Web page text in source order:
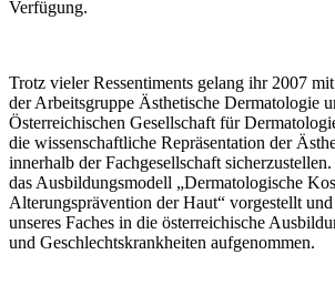
Verfügung.
Trotz vieler Ressentiments gelang ihr 2007
der Arbeitsgruppe Ästhetische Dermatologie
Österreichischen Gesellschaft für
die wissenschaftliche Repräsentation der
innerhalb der Fachgesellschaft
das Ausbildungsmodell „Dermatologische
Alterungsprävention der Haut“ vorgestellt
unseres Faches in die österreichische
und Geschlechtskrankheiten aufgenommen.